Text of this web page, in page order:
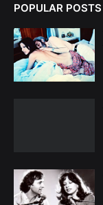
POPULAR POSTS